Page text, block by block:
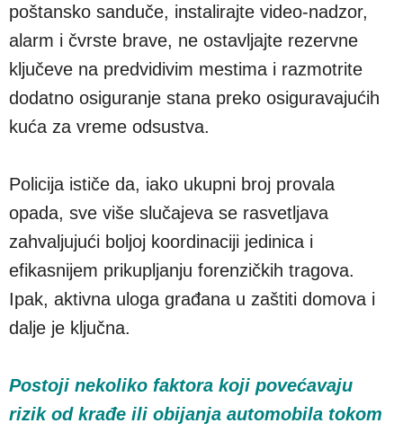
poštansko sanduče, instalirajte video‑nadzor,
alarm i čvrste brave, ne ostavljajte rezervne
ključeve na predvidivim mestima i razmotrite
dodatno osiguranje stana preko osiguravajućih
kuća za vreme odsustva.
Policija ističe da, iako ukupni broj provala
opada, sve više slučajeva se rasvetljava
zahvaljujući boljoj koordinaciji jedinica i
efikasnijem prikupljanju forenzičkih tragova.
Ipak, aktivna uloga građana u zaštiti domova i
dalje je ključna.
Postoji nekoliko faktora koji povećavaju
rizik od krađe ili obijanja automobila tokom